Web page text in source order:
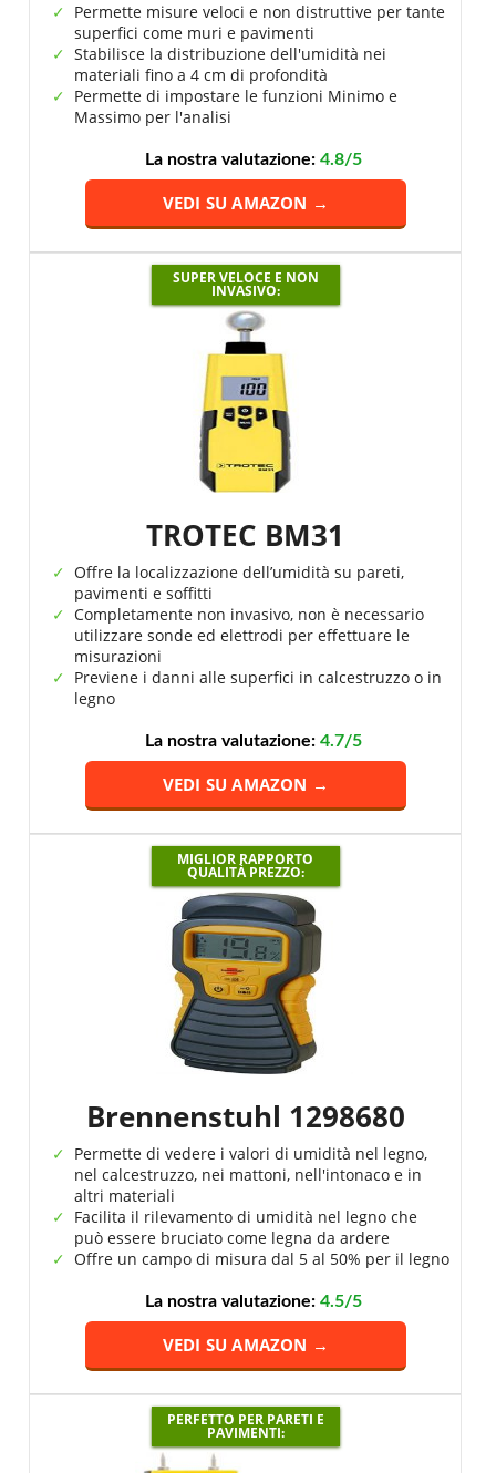
Permette misure veloci e non distruttive per tante
superfici come muri e pavimenti
Stabilisce la distribuzione dell'umidità nei
materiali fino a 4 cm di profondità
Permette di impostare le funzioni Minimo e
Massimo per l'analisi
La nostra valutazione: 4.8/5
VEDI SU AMAZON →
SUPER VELOCE E NON
INVASIVO:
TROTEC BM31
Offre la localizzazione dell’umidità su pareti,
pavimenti e soffitti
Completamente non invasivo, non è necessario
utilizzare sonde ed elettrodi per effettuare le
misurazioni
Previene i danni alle superfici in calcestruzzo o in
legno
La nostra valutazione: 4.7/5
VEDI SU AMAZON →
MIGLIOR RAPPORTO
QUALITÀ PREZZO:
Brennenstuhl 1298680
Permette di vedere i valori di umidità nel legno,
nel calcestruzzo, nei mattoni, nell'intonaco e in
altri materiali
Facilita il rilevamento di umidità nel legno che
può essere bruciato come legna da ardere
Offre un campo di misura dal 5 al 50% per il legno
La nostra valutazione: 4.5/5
VEDI SU AMAZON →
PERFETTO PER PARETI E
PAVIMENTI: